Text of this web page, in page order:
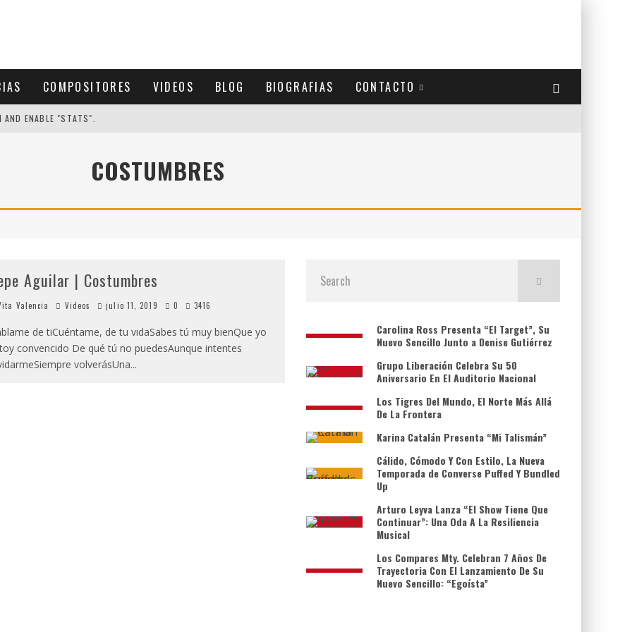
COMPOSITORES VIDEOS BLOG BIOGRAFIAS CONTACTO
AND ENABLE "STATS".
COSTUMBRES
Aguilar | Costumbres
Valencia Videos julio 11, 2019 0 3416
de tiCuéntame, de tu vidaSabes tú muy bienQue yo
convencido De qué tú no puedesAunque intentes
volverásUna...
Carolina Ross Presenta “El Target”, Su
Nuevo Sencillo Junto a Denise Gutiérrez
Grupo Liberación Celebra Su 50
Aniversario En El Auditorio Nacional
Los Tigres Del Mundo, El Norte Más Allá
De La Frontera
Karina Catalán Presenta “Mi Talismán”
Cálido, Cómodo Y Con Estilo, La Nueva
Temporada de Converse Puffed Y Bundled
Up
Arturo Leyva Lanza “El Show Tiene Que
Continuar”: Una Oda A La Resiliencia
Musical
Los Compares Mty. Celebran 7 Años De
Trayectoria Con El Lanzamiento De Su
Nuevo Sencillo: “Egoísta”